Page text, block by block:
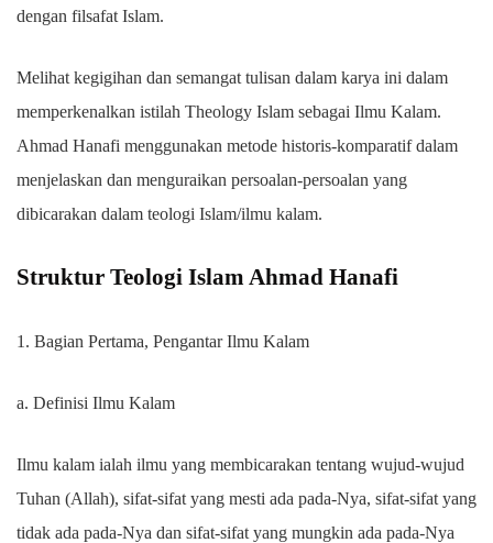
dengan filsafat Islam.
Melihat kegigihan dan semangat tulisan dalam karya ini dalam
memperkenalkan istilah Theology Islam sebagai Ilmu Kalam.
Ahmad Hanafi menggunakan metode historis-komparatif dalam
menjelaskan dan menguraikan persoalan-persoalan yang
dibicarakan dalam teologi Islam/ilmu kalam.
Struktur Teologi Islam Ahmad Hanafi
1. Bagian Pertama, Pengantar Ilmu Kalam
a. Definisi Ilmu Kalam
Ilmu kalam ialah ilmu yang membicarakan tentang wujud-wujud
Tuhan (Allah), sifat-sifat yang mesti ada pada-Nya, sifat-sifat yang
tidak ada pada-Nya dan sifat-sifat yang mungkin ada pada-Nya